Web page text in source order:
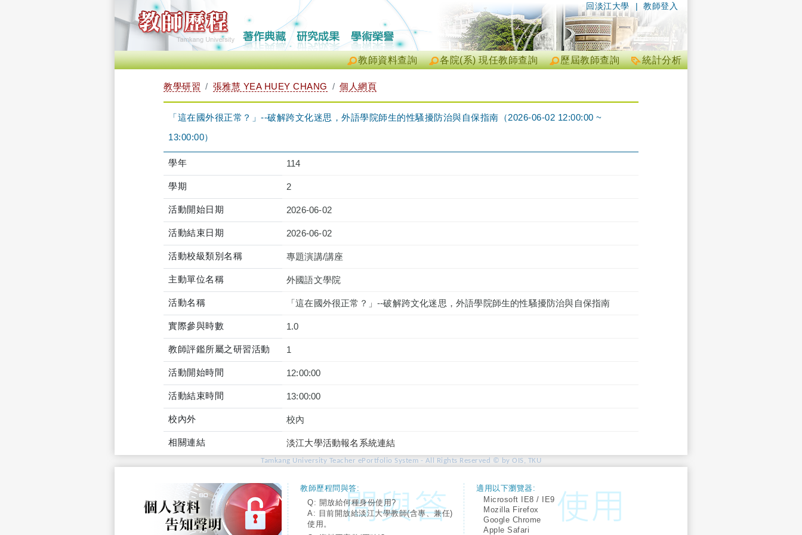
| 教師登入
回淡江大學
統計分析
歷屆教師查詢
各院(系) 現任教師查詢
教師資料查詢
教學研習 張雅慧 YEA HUEY CHANG 個人網頁
「這在國外很正常？」--破解跨文化迷思，外語學院師生的性騷擾防治與自保指南（2026-06-02 12:00:00 ~
13:00:00）
學年 114
學期 2
活動開始日期 2026-06-02
活動結束日期 2026-06-02
活動校級類別名稱 專題演講/講座
主動單位名稱 外國語文學院
活動名稱 「這在國外很正常？」--破解跨文化迷思，外語學院師生的性騷擾防治與自保指南
實際參與時數 1.0
教師評鑑所屬之研習活動 1
活動開始時間 12:00:00
活動結束時間 13:00:00
校內外 校內
相關連結 淡江大學活動報名系統連結
Tamkang University Teacher ePortfolio System - All Rights Reserved © by OIS, TKU
教師歷程問與答:
Q: 開放給何種身份使用?
A: 目前開放給淡江大學教師(含專、兼任)
使用。
適用以下瀏覽器:
Microsoft IE8 / IE9
Mozilla Firefox
Google Chrome
Apple Safari